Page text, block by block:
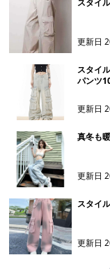
スタイ
更新日
スタイ
パンツ
更新日
真冬も
更新日
スタイ
更新日